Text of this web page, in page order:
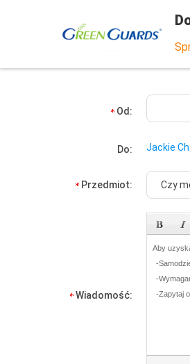
Od:
Do: Jackie
Przedmiot:
Wiadomość: